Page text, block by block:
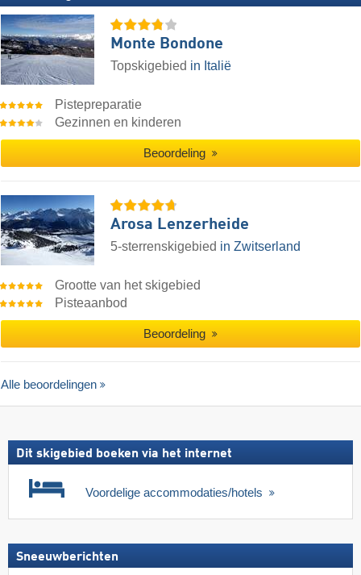
Monte Bondone
Topskigebied in Italië
Pistepreparatie
Gezinnen en kinderen
Beoordeling
Arosa Lenzerheide
5-sterrenskigebied in Zwitserland
Grootte van het skigebied
Pisteaanbod
Beoordeling
Alle beoordelingen
Dit skigebied boeken via het internet
Voordelige accommodaties/hotels
Sneeuwberichten